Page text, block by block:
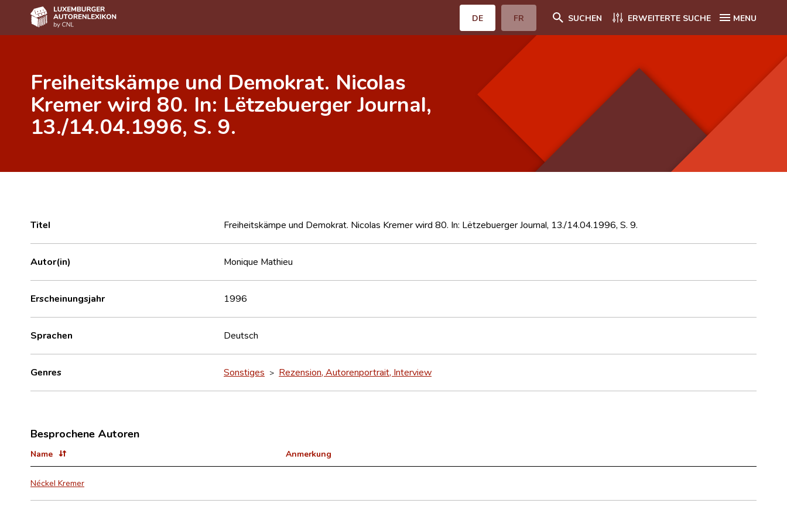
DE FR SUCHEN ERWEITERTE SUCHE MENU
Autor(inn)en A-Z
Erweiterte Suche
Häufige Fragen und Antworten
Forschungsgruppe
Freiheitskämpe und Demokrat. Nicolas
Kremer wird 80. In: Lëtzebuerger Journal,
13./14.04.1996, S. 9.
Titel Freiheitskämpe und Demokrat. Nicolas Kremer wird 80. In: Lëtzebuerger Journal, 13./14.04.1996, S. 9.
Autor(in) Monique Mathieu
Erscheinungsjahr 1996
Sprachen Deutsch
Genres Sonstiges > Rezension, Autorenportrait, Interview
Besprochene Autoren
Name Anmerkung
Néckel Kremer